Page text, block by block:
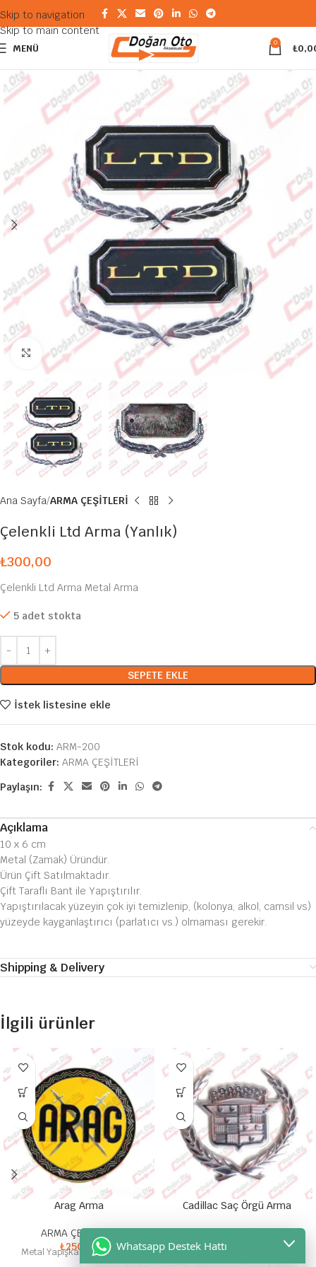
Skip to navigation
Skip to main content
MENÜ 0 ₺
Büyütmek için tıklayın
Ana Sayfa ARMA ÇEŞİTLERİ
Çelenkli Ltd Arma (Yanlık)
₺300,00
Çelenkli Ltd Arma Metal Arma
5 adet stokta
SEPETE EKLE
İstek listesine ekle
Stok kodu: ARM-200
Kategoriler: ARMA ÇEŞİTLERİ
Paylaşın:
Açıklama
10 x 6 cm
Metal (Zamak) Üründür.
Ürün Çift Satılmaktadır.
Çift Taraflı Bant ile Yapıştırılır.
Yapıştırılacak yüzeyin çok iyi temizlenip, (kolonya, alkol, camsil vs)
yüzeyde kayganlaştırıcı (parlatıcı vs.) olmaması gerekir.
Shipping & Delivery
İlgili ürünler
Arag Arma
ARMA ÇEŞİTLERİ
₺250,00
Metal Yapışkanlı Yazılı Arma
Cadillac Saç Örgü Arma
₺100,00
Yuvarlak Çelenkli Plastik Saç
Whatsapp Destek Hattı